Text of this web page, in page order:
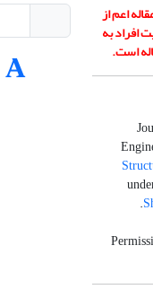
اعم از
افراد به
است.
.